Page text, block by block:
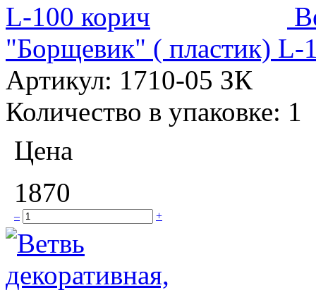
"Борщевик" ( пластик) L-
Артикул: 1710-05 ЗК
Количество в упаковке: 1
Цена
1870
– +